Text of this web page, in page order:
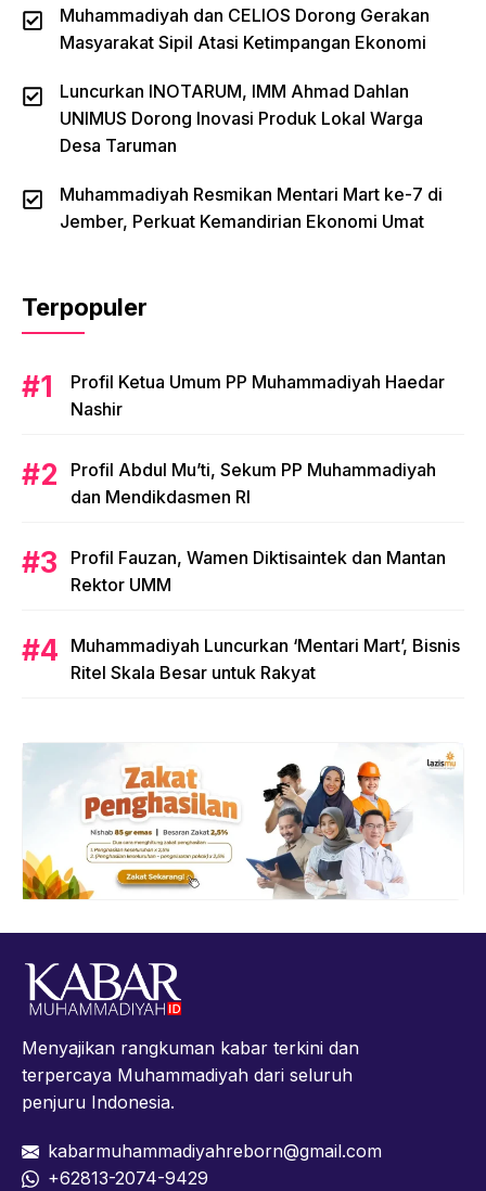
Muhammadiyah dan CELIOS Dorong Gerakan
Masyarakat Sipil Atasi Ketimpangan Ekonomi
Luncurkan INOTARUM, IMM Ahmad Dahlan
UNIMUS Dorong Inovasi Produk Lokal Warga
Desa Taruman
Muhammadiyah Resmikan Mentari Mart ke-7 di
Jember, Perkuat Kemandirian Ekonomi Umat
Terpopuler
Profil Ketua Umum PP Muhammadiyah Haedar
Nashir
Profil Abdul Mu’ti, Sekum PP Muhammadiyah
dan Mendikdasmen RI
Profil Fauzan, Wamen Diktisaintek dan Mantan
Rektor UMM
Muhammadiyah Luncurkan ‘Mentari Mart’, Bisnis
Ritel Skala Besar untuk Rakyat
Menyajikan rangkuman kabar terkini dan
terpercaya Muhammadiyah dari seluruh
penjuru Indonesia.
kabarmuhammadiyahreborn@gmail.com
+62813-2074-9429